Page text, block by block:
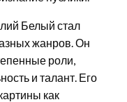
Белый стал
жанров. Он
роли,
и талант. Его
как